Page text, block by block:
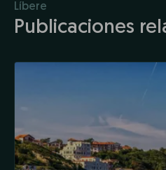
Líbere
Publicaciones